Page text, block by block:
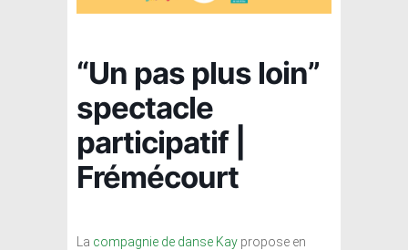
“Un pas plus loin”
spectacle
participatif |
Frémécourt
La compagnie de danse Kay propose en